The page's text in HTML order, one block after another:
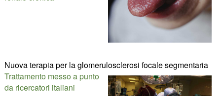
Nuova terapia per la glomerulosclerosi focale segmentaria
Trattamento messo a punto
da ricercatori italiani